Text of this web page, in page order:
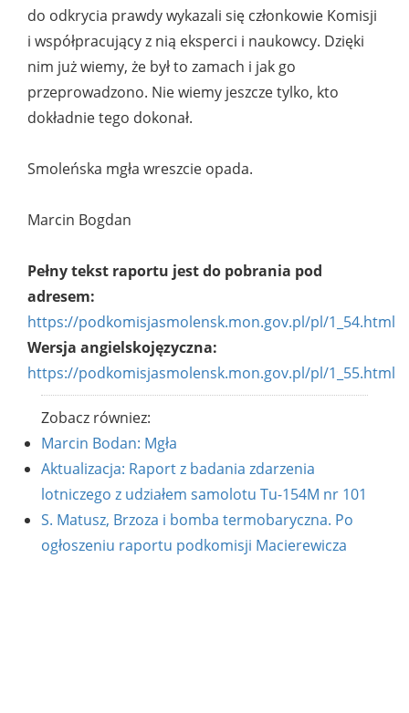
do odkrycia prawdy wykazali się członkowie Komisji
i współpracujący z nią eksperci i naukowcy. Dzięki
nim już wiemy, że był to zamach i jak go
przeprowadzono. Nie wiemy jeszcze tylko, kto
dokładnie tego dokonał.
Smoleńska mgła wreszcie opada.
Marcin Bogdan
Pełny tekst raportu jest do pobrania pod
adresem:
https://podkomisjasmolensk.mon.gov.pl/pl/1_54.html
Wersja angielskojęzyczna:
https://podkomisjasmolensk.mon.gov.pl/pl/1_55.html
Zobacz równiez:
Marcin Bodan: Mgła
Aktualizacja: Raport z badania zdarzenia
lotniczego z udziałem samolotu Tu-154M nr 101
S. Matusz, Brzoza i bomba termobaryczna. Po
ogłoszeniu raportu podkomisji Macierewicza